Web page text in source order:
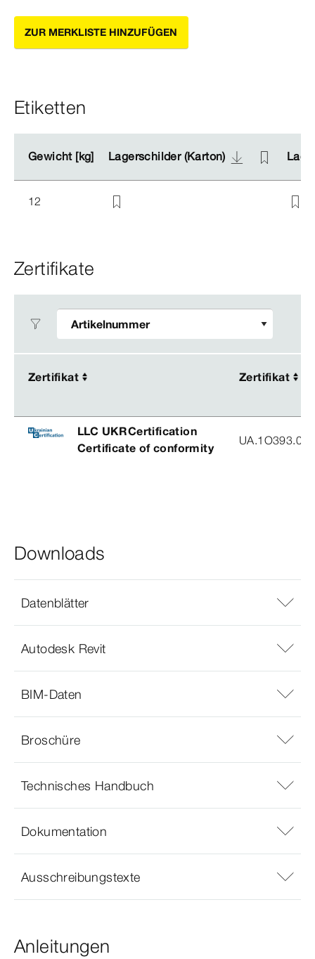
ZUR MERKLISTE HINZUFÜGEN
Etiketten
Gewicht [kg] Lagerschilder (Karton)
Gewicht [kg] Lagerschilder (Karton)
12
Zertifikate
Zertifikat Zertifikat
Zertifikat Zertifikat
LLC UKRCertification
Certificate of conformity
Downloads
Datenblätter
Autodesk Revit
BIM-Daten
Broschüre
Technisches Handbuch
Dokumentation
Ausschreibungstexte
Anleitungen